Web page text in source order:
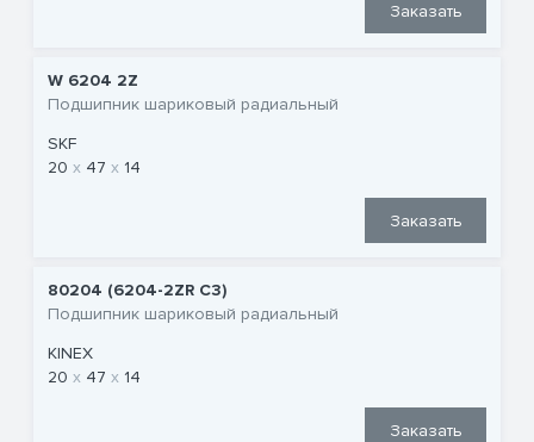
Заказать
W 6204 2Z
Подшипник шариковый радиальный
SKF
20
47 14
Заказать
80204 (6204-2ZR C3)
Подшипник шариковый радиальный
KINEX
20
47 14
Заказать